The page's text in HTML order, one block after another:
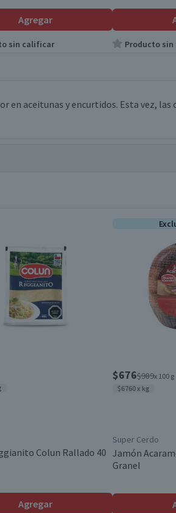
Agregar
sin calificar Producto
en aceitunas y encurtidos. Esta vez,
Conservar en un lugar fresco y
Colun Rallado 40
Agregar
$676$989x 100 g
$6760 x kg
Super Cerdo
Jamón
Granel